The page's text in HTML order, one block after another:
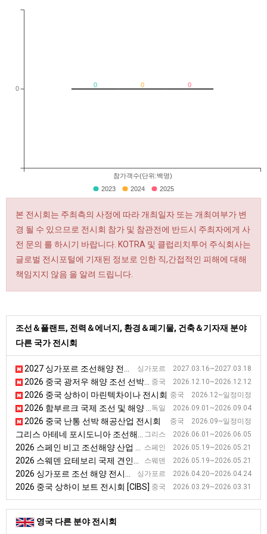
0 0 0
참가객수(단위:백명)
0
2023 2024 2025
본 전시회는 주최측의 사정에 따라 개최일자 또는 개최여부가 변
경 될 수 있으므로 전시회 참가 및 참관전에 반드시 주최자에게 사
전 문의 를 하시기 바랍니다. KOTRA 및 클럽리치투어 주식회사는
글로벌 전시포털에 기재된 정보로 인한 직,간접적인 피해에 대해
책임지지 않음 을 알려 드립니다.
조선＆플랜트, 전력＆에너지, 환경＆폐기물, 건축＆기자재 분야
다른 국가 전시회
싱가포르 2027.03.16~2027.03.18
2027 싱가포르 조선해양 전시회
중국 2026.12.10~2026.12.12
2026 중국 광저우 해양 조선 선박기술 전시회
중국 2026.12~일정미정
2026 중국 상하이 마린텍차이나 전시회
독일 2026.09.01~2026.09.04
2026 함부르크 국제 조선 및 해양 전시회(SMM)
중국 2026.09~일정미정
2026 중국 난통 선박 해공산업 전시회
그리스 2026.06.01~2026.06.05
그리스 아테네 포시도니아 조선해양 전시회
스페인 2026.05.19~2026.05.21
2026 스페인 비고 조선해양 산업 전시회 [NAVALIA]
스웨덴 2026.05.19~2026.05.21
2026 스웨덴 요테보리 국제 견인선 전시회 [ITS]
싱가포르 2026.04.20~2026.04.24
2026 싱가포르 조선 해양 전시회 [SMW]
중국 2026.03.29~2026.03.31
2026 중국 상하이 보트 전시회 [CIBS]
영국 다른 분야 전시회